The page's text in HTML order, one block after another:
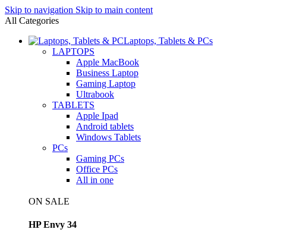
Skip to navigation Skip to main content
All Categories
Laptops, Tablets & PCs
LAPTOPS
Apple MacBook
Business Laptop
Gaming Laptop
Ultrabook
TABLETS
Apple Ipad
Android tablets
Windows Tablets
PCs
Gaming PCs
Office PCs
All in one
ON SALE
HP Envy 34